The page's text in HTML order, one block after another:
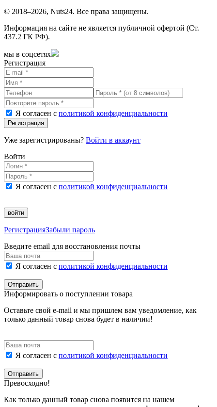
© 2018–2026, Nuts24. Все права защищены.
Информация на сайте не является публичной офертой (Ст.
437.2 ГК РФ).
мы в соцсетях
Регистрация
Я согласен с политикой конфиденциальности
Регистрация
Уже зарегистрированы? Войти в аккаунт
Войти
Я согласен с политикой конфиденциальности
войти
РегистрацияЗабыли пароль
Введите email для восстановления почты
Я согласен с политикой конфиденциальности
Отправить
Информировать о поступлении товара
Оставьте свой e-mail и мы пришлем вам уведомление, как
только данный товар снова будет в наличии!
Я согласен с политикой конфиденциальности
Отправить
Превосходно!
Как только данный товар снова появится на нашем